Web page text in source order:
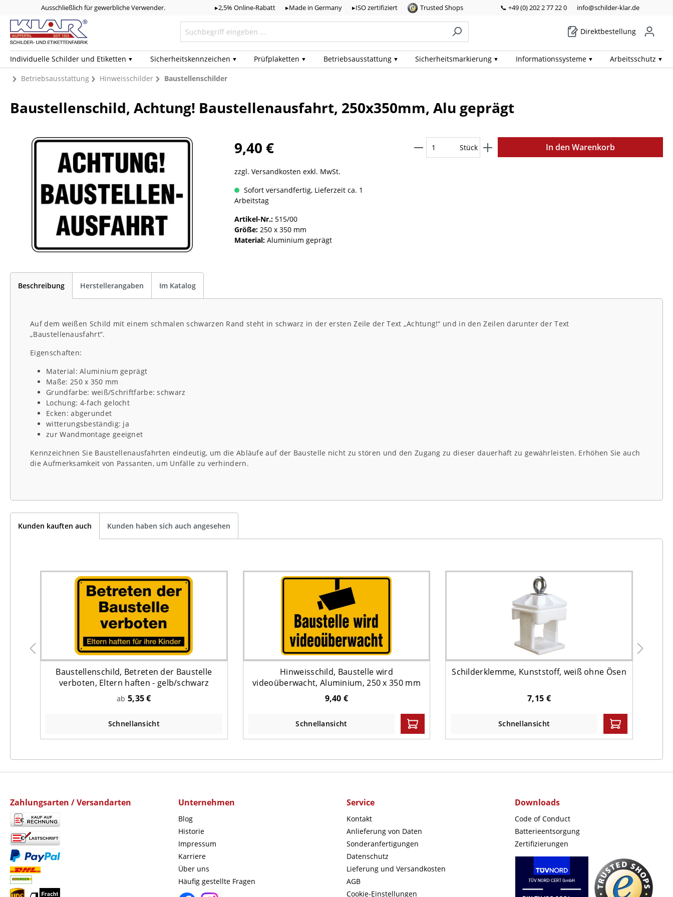
Ausschließlich für gewerbliche Verwender. ▸2,5% Online-Rabatt ▸Made in Germany ▸ISO zertifiziert Trusted Shops 📞 +49 (0) 202 2 77 22 0 info@schilder-klar.de
Direktbestellung
Individuelle Schilder und Etiketten Sicherheits­kennzeichen Prüf­plaketten Betriebs­ausstattung Sicherheits­markierung Informations­systeme Arbeits­schutz
Betriebsausstattung Hinweisschilder Baustellenschilder
Baustellenschild, Achtung! Baustellenausfahrt, 250x350mm, Alu geprägt
9,40 €
zzgl. Versandkosten exkl. MwSt.
Stück In den Warenkorb
Sofort versandfertig, Lieferzeit ca. 1
Arbeitstag
Artikel-Nr.: 515/00
Größe: 250 x 350 mm
Material: Aluminium geprägt
Beschreibung Herstellerangaben Im Katalog
Auf dem weißen Schild mit einem schmalen schwarzen Rand steht in schwarz in der ersten Zeile der Text „Achtung!“ und in den Zeilen darunter der Text
„Baustellenausfahrt“.
Eigenschaften:
Material: Aluminium geprägt
Maße: 250 x 350 mm
Grundfarbe: weiß/Schriftfarbe: schwarz
Lochung: 4-fach gelocht
Ecken: abgerundet
witterungsbeständig: ja
zur Wandmontage geeignet
Kennzeichnen Sie Baustellenausfahrten eindeutig, um die Abläufe auf der Baustelle nicht zu stören und den Zugang zu dieser dauerhaft zu gewährleisten. Erhöhen Sie auch
die Aufmerksamkeit von Passanten, um Unfälle zu verhindern.
Kunden kauften auch Kunden haben sich auch angesehen
Baustellenschild, Betreten der Baustelle
verboten, Eltern haften - gelb/schwarz
ab 5,35 €
Schnellansicht
Hinweisschild, Baustelle wird
videoüberwacht, Aluminium, 250 x 350 mm
9,40 €
Schnellansicht
Schilderklemme, Kunststoff, weiß ohne Ösen
7,15 €
Schnellansicht
Zahlungsarten / Versandarten Unternehmen
Blog
Historie
Impressum
Karriere
Über uns
Häufig gestellte Fragen
Service
Kontakt
Anlieferung von Daten
Sonderanfertigungen
Datenschutz
Lieferung und Versandkosten
AGB
Cookie-Einstellungen
Downloads
Code of Conduct
Batterieentsorgung
Zertifizierungen